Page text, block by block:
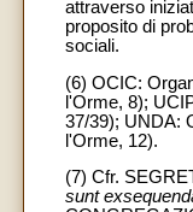
attraverso
proposito di
sociali.
(6) OCIC:
l'Orme, 8);
37/39); UNDA:
l'Orme, 12).
(7) Cfr.
sunt